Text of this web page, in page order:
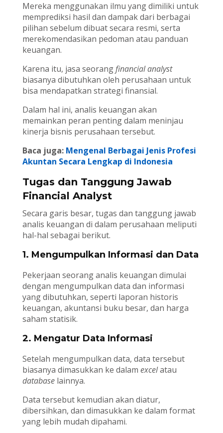
Mereka menggunakan ilmu yang dimiliki untuk
memprediksi hasil dan dampak dari berbagai
pilihan sebelum dibuat secara resmi, serta
merekomendasikan pedoman atau panduan
keuangan.
Karena itu, jasa seorangfinancial analyst
biasanya dibutuhkan oleh perusahaan untuk
bisa mendapatkan strategi finansial.
Dalam hal ini, analis keuangan akan
memainkan peran penting dalam meninjau
kinerja bisnis perusahaan tersebut.
Baca juga: Mengenal Berbagai Jenis Profesi
Akuntan Secara Lengkap di Indonesia
Tugas dan Tanggung Jawab
Financial Analyst
Secara garis besar, tugas dan tanggung jawab
analis keuangan di dalam perusahaan meliputi
hal-hal sebagai berikut.
1. Mengumpulkan Informasi dan Data
Pekerjaan seorang analis keuangan dimulai
dengan mengumpulkan data dan informasi
yang dibutuhkan, seperti laporan historis
keuangan, akuntansi buku besar, dan harga
saham statisik.
2. Mengatur Data Informasi
Setelah mengumpulkan data, data tersebut
biasanya dimasukkan ke dalam excelatau
databaselainnya.
Data tersebut kemudian akan diatur,
dibersihkan, dan dimasukkan ke dalam format
yang lebih mudah dipahami.